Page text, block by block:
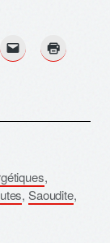
,
, Saoudite,